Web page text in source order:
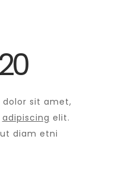
dolor sit amet,
adipiscing elit.
diam etni